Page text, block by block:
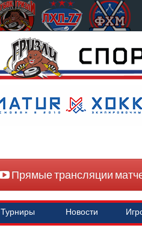
Прямые трансляции
Турниры Новости